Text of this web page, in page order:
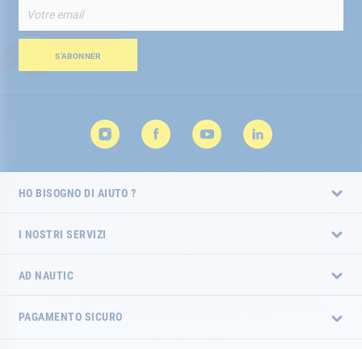
alla
nostra
Newsletter:S’ABONNER
HO BISOGNO DI AIUTO ?
I NOSTRI SERVIZI
AD NAUTIC
PAGAMENTO SICURO